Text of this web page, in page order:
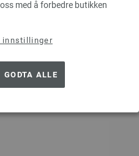
med å forbedre butikken
innstillinger
GODTA ALLE